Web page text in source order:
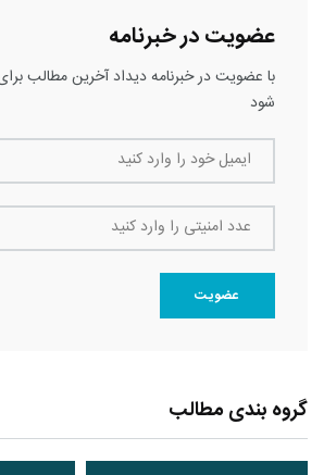
عضویت در خبرنامه
با عضویت در خبرنامه دیداد آخرین مطالب
شود
ایمیل خود را وارد کنید
عدد امنیتی را وارد کنید
عضویت
گروه بندی مطالب